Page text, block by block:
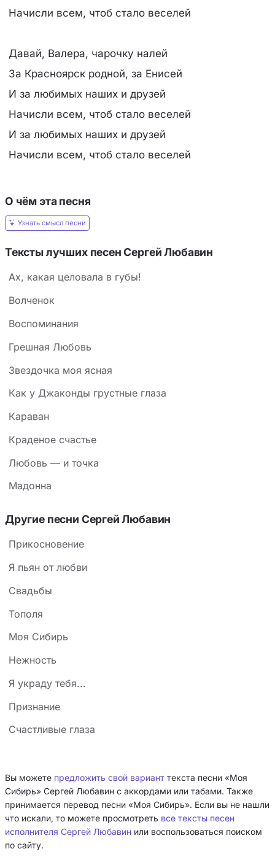
Начисли всем, чтоб стало веселей
Давай, Валера, чарочку налей
За Красноярск родной, за Енисей
И за любимых наших и друзей
Начисли всем, чтоб стало веселей
И за любимых наших и друзей
Начисли всем, чтоб стало веселей
О чём эта песня
Узнать смысл песни
Тексты лучших песен Сергей Любавин
Ах, какая целовала в губы!
Волченок
Воспоминания
Грешная Любовь
Звездочка моя ясная
Как у Джаконды грустные глаза
Караван
Краденое счастье
Любовь — и точка
Мадонна
Другие песни Сергей Любавин
Прикосновение
Я пьян от любви
Свадьбы
Тополя
Моя Сибирь
Нежность
Я украду тебя...
Признание
Счастливые глаза
Вы можете предложить свой вариант текста песни «Моя
Сибирь» Сергей Любавин с аккордами или табами. Также
принимается перевод песни «Моя Сибирь». Если вы не нашли
что искали, то можете просмотреть все тексты песен
исполнителя Сергей Любавин или воспользоваться поиском
по сайту.